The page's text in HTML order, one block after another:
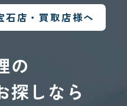
石店・買取店様へ
の
探しなら